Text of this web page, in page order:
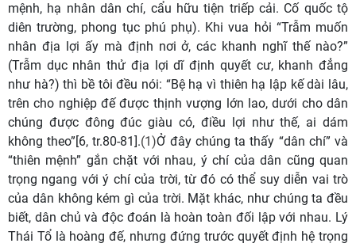
mệnh, hạ nhân dân chí, cẩu hữu tiện triếp cải. Cố quốc tộ
diên trường, phong tục phú phụ). Khi vua hỏi “Trẫm muốn
nhân địa lợi ấy mà định nơi ở, các khanh nghĩ thế nào?”
(Trẫm dục nhân thử địa lợi dĩ định quyết cư, khanh đẳng
như hà?) thì bề tôi đều nói: “Bệ hạ vì thiên hạ lập kế dài lâu,
trên cho nghiệp đế được thịnh vượng lớn lao, dưới cho dân
chúng được đông đúc giàu có, điều lợi như thế, ai dám
không theo”[6, tr.80-81].(1)Ở đây chúng ta thấy “dân chí” và
“thiên mệnh” gắn chặt với nhau, ý chí của dân cũng quan
trọng ngang với ý chí của trời, từ đó có thể suy diễn vai trò
của dân không kém gì của trời. Mặt khác, như chúng ta đều
biết, dân chủ và độc đoán là hoàn toàn đối lập với nhau. Lý
Thái Tổ là hoàng đế, nhưng đứng trước quyết định hệ trọng